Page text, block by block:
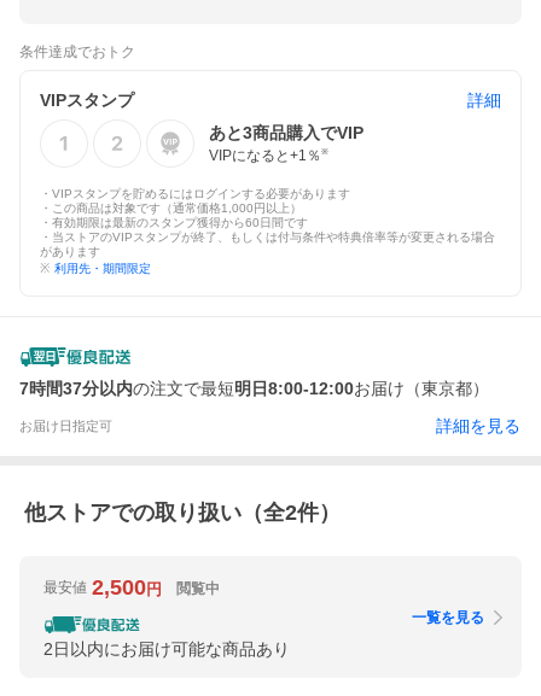
条件達成でおトク
VIPスタンプ
詳細
あと3商品購入でVIP
VIPになると+1 ％ ※
・VIPスタンプを貯めるにはログインする必要があります
・この商品は対象です（通常価格1,000円以上）
・有効期限は最新のスタンプ獲得から60日間です
・当ストアのVIPスタンプが終了、もしくは付与条件や特典倍率等が変更される場合
があります
※ 利用先・期間限定
7時間37分以内の注文で最短明日8:00-12:00お届け（東京都）
お届け日指定可 詳細を見る
他ストアでの取り扱い（全2件）
最安値 2,500円 閲覧中
2日以内にお届け可能な商品あり
一覧を見る